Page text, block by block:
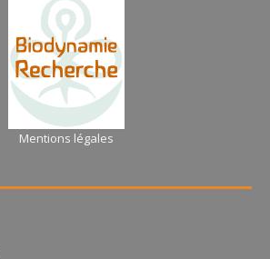
Mentions légales